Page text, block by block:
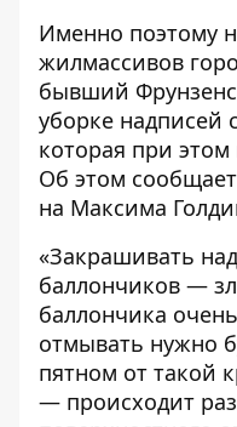
Именно поэтому
жилмассивов
бывший
уборке
которая при
Об этом сообщает
на Максима
«Закрашивать
баллончиков —
баллончика
отмывать нужно
пятном от такой
— происходит